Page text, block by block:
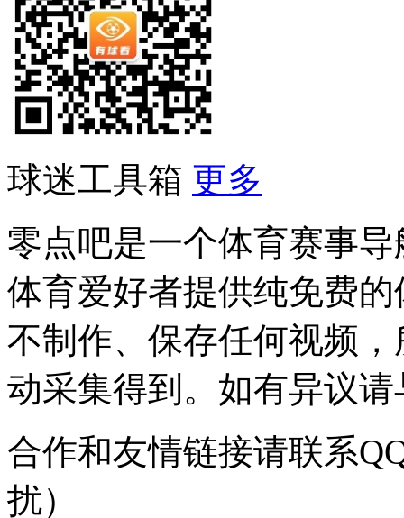
球迷工具箱 更多
零点吧是一个体育赛事
体育爱好者提供纯免费
不制作、保存任何视频
动采集得到。如有异议
合作和友情链接请联系
扰）